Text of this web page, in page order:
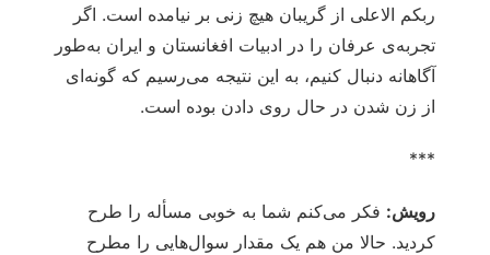
ربکم الاعلی از گریبان هیچ زنی بر نیامده است. اگر
تجربه‌ی عرفان را در ادبیات افغانستان و ایران به‌طور
آگاهانه دنبال کنیم، به این نتیجه می‌رسیم که گونه‌ای
از زن شدن در حال روی دادن بوده است.
***
رویش: فکر می‌کنم شما به خوبی مسأله را طرح
کردید. حالا من هم یک مقدار سوال‌هایی را مطرح